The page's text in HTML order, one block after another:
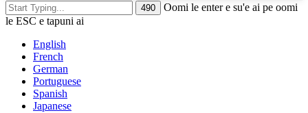
Oomi le enter e su'e ai pe oomi
le ESC e tapuni ai
English
French
German
Portuguese
Spanish
Japanese